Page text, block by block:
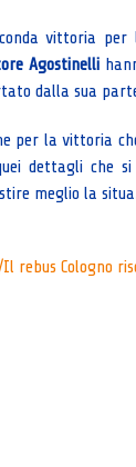
vittoria per
Agostinelli
dalla sua
per la vittoria
dettagli che
meglio la
Il rebus Cologno